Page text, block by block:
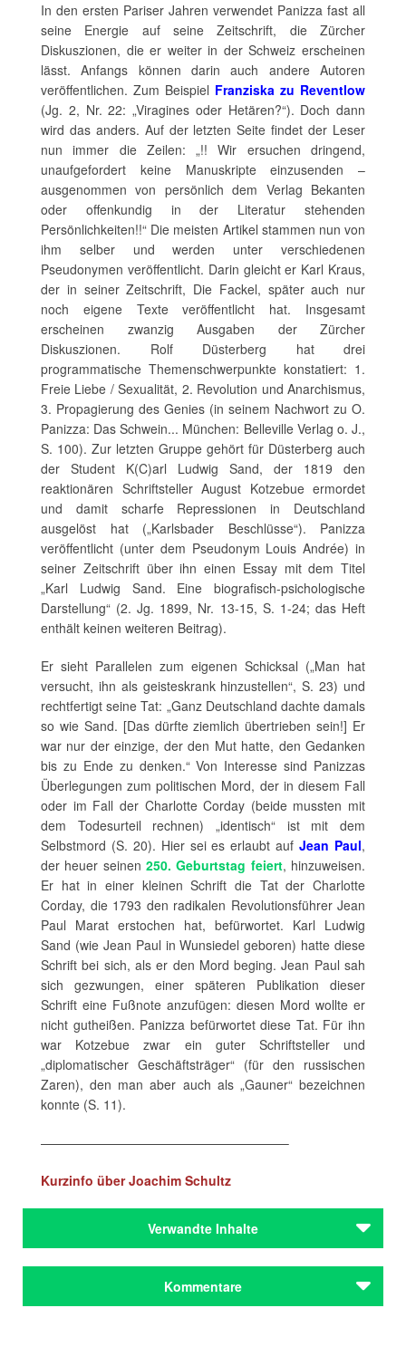
In den ersten Pariser Jahren verwendet Panizza fast all
seine Energie auf seine Zeitschrift, die Zürcher
Diskuszionen, die er weiter in der Schweiz erscheinen
lässt. Anfangs können darin auch andere Autoren
veröffentlichen. Zum Beispiel Franziska zu Reventlow
(Jg. 2, Nr. 22: „Viragines oder Hetären?“). Doch dann
wird das anders. Auf der letzten Seite findet der Leser
nun immer die Zeilen: „!! Wir ersuchen dringend,
unaufgefordert keine Manuskripte einzusenden –
ausgenommen von persönlich dem Verlag Bekanten
oder offenkundig in der Literatur stehenden
Persönlichkeiten!!“ Die meisten Artikel stammen nun von
ihm selber und werden unter verschiedenen
Pseudonymen veröffentlicht. Darin gleicht er Karl Kraus,
der in seiner Zeitschrift, Die Fackel, später auch nur
noch eigene Texte veröffentlicht hat. Insgesamt
erscheinen zwanzig Ausgaben der Zürcher
Diskuszionen. Rolf Düsterberg hat drei
programmatische Themenschwerpunkte konstatiert: 1.
Freie Liebe / Sexualität, 2. Revolution und Anarchismus,
3. Propagierung des Genies (in seinem Nachwort zu O.
Panizza: Das Schwein... München: Belleville Verlag o. J.,
S. 100). Zur letzten Gruppe gehört für Düsterberg auch
der Student K(C)arl Ludwig Sand, der 1819 den
reaktionären Schriftsteller August Kotzebue ermordet
und damit scharfe Repressionen in Deutschland
ausgelöst hat („Karlsbader Beschlüsse“). Panizza
veröffentlicht (unter dem Pseudonym Louis Andrée) in
seiner Zeitschrift über ihn einen Essay mit dem Titel
„Karl Ludwig Sand. Eine biografisch-psichologische
Darstellung“ (2. Jg. 1899, Nr. 13-15, S. 1-24; das Heft
enthält keinen weiteren Beitrag).
Er sieht Parallelen zum eigenen Schicksal („Man hat
versucht, ihn als geisteskrank hinzustellen“, S. 23) und
rechtfertigt seine Tat: „Ganz Deutschland dachte damals
so wie Sand. [Das dürfte ziemlich übertrieben sein!] Er
war nur der einzige, der den Mut hatte, den Gedanken
bis zu Ende zu denken.“ Von Interesse sind Panizzas
Überlegungen zum politischen Mord, der in diesem Fall
oder im Fall der Charlotte Corday (beide mussten mit
dem Todesurteil rechnen) „identisch“ ist mit dem
Selbstmord (S. 20). Hier sei es erlaubt aufJean Paul,
der heuer seinen 250. Geburtstag feiert, hinzuweisen.
Er hat in einer kleinen Schrift die Tat der Charlotte
Corday, die 1793 den radikalen Revolutionsführer Jean
Paul Marat erstochen hat, befürwortet. Karl Ludwig
Sand (wie Jean Paul in Wunsiedel geboren) hatte diese
Schrift bei sich, als er den Mord beging. Jean Paul sah
sich gezwungen, einer späteren Publikation dieser
Schrift eine Fußnote anzufügen: diesen Mord wollte er
nicht gutheißen. Panizza befürwortet diese Tat. Für ihn
war Kotzebue zwar ein guter Schriftsteller und
„diplomatischer Geschäftsträger“ (für den russischen
Zaren), den man aber auch als „Gauner“ bezeichnen
konnte (S. 11).
———————————————————–
Kurzinfo über Joachim Schultz
Verwandte Inhalte
Dauthendey, Max
Jean Paul
Kommentare